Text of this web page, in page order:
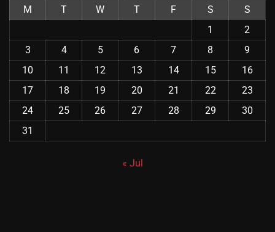
M
T W T F S
S
1
2
3
4 5 6 7 8
9
10
11 12 13 14 15
16
17
18 19 20 21 22
23
24
25 26 27 28 29
30
31
« Jul